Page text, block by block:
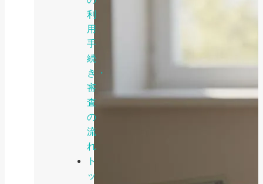
利
用
手
続
き・
審
査
の
流
れ
ト
ッ